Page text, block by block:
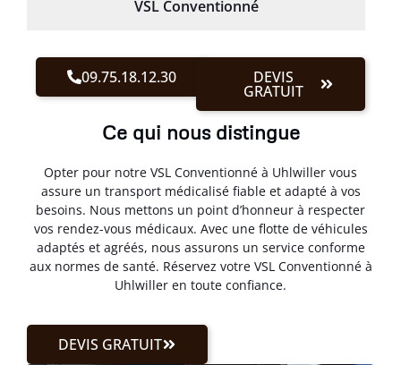
VSL Conventionné
09.75.18.12.30 DEVIS
GRATUIT
Ce qui nous distingue
Opter pour notre VSL Conventionné à Uhlwiller vous
assure un transport médicalisé fiable et adapté à vos
besoins. Nous mettons un point d’honneur à respecter
vos rendez-vous médicaux. Avec une flotte de véhicules
adaptés et agréés, nous assurons un service conforme
aux normes de santé. Réservez votre VSL Conventionné à
Uhlwiller en toute confiance.
DEVIS GRATUIT